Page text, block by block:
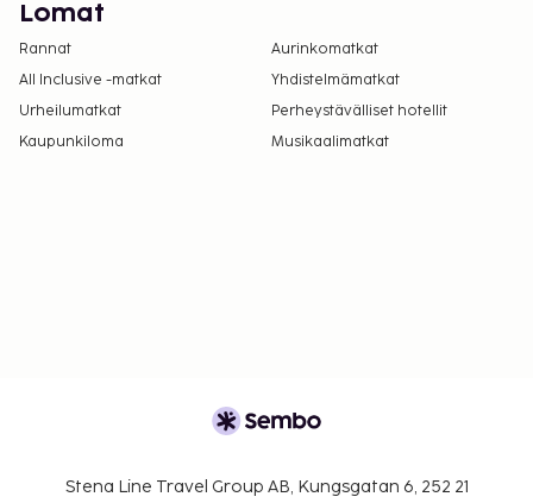
Lomat
Rannat
Aurinkomatkat
All Inclusive -matkat
Yhdistelmämatkat
Urheilumatkat
Perheystävälliset hotellit
Kaupunkiloma
Musikaalimatkat
Stena Line Travel Group AB, Kungsgatan 6, 252 21